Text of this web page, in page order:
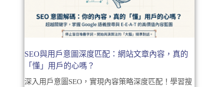
SEO與用戶意圖深度匹配：網站文章內容，真的
「懂」用戶的心嗎？
深入用戶意圖SEO，實現內容策略深度匹配！學習搜